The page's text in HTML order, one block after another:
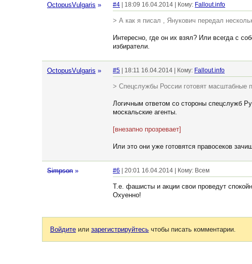
OctopusVulgaris » #4 | 18:09 16.04.2014 | Кому: Fallout.info
> А как я писал , Янукович передал
Интересно, где он их взял? Или всегда с
избиратели.
OctopusVulgaris » #5 | 18:11 16.04.2014 | Кому: Fallout.info
> Спецслужбы России готовят масштабные
Логичным ответом со стороны спецслужб
москальские агенты.
[внезапно прозревает]
Или это они уже готовятся правосеков
Simpson » #6 | 20:01 16.04.2014 | Кому: Всем
Т.е. фашисты и акции свои проведут
Охуенно!
Войдите или зарегистрируйтесь чтобы писать комментарии.